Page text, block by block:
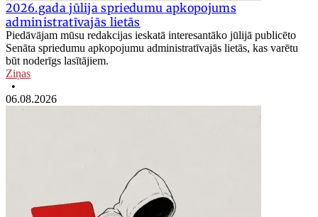
2026.gada jūlija spriedumu apkopojums
administratīvajās lietās
Piedāvājam mūsu redakcijas ieskatā interesantāko jūlijā publicēto
Senāta spriedumu apkopojumu administratīvajās lietās, kas varētu
būt noderīgs lasītājiem.
Ziņas
•
06.08.2026